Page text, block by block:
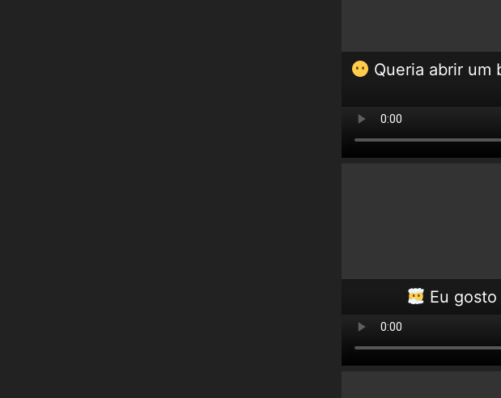
Queria abrir um
Eu